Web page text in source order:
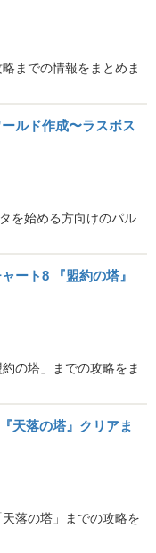
までの情報をまとめま
ルド作成〜ラスボス
を始める方向けのパル
ート8 『盟約の塔』
の塔」までの攻略をま
天落の塔』クリアま
落の塔」までの攻略を